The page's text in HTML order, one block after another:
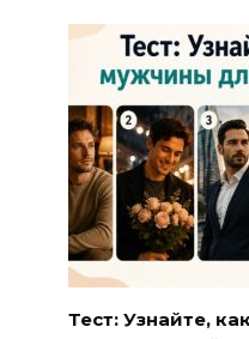
Тест: Узнайте,